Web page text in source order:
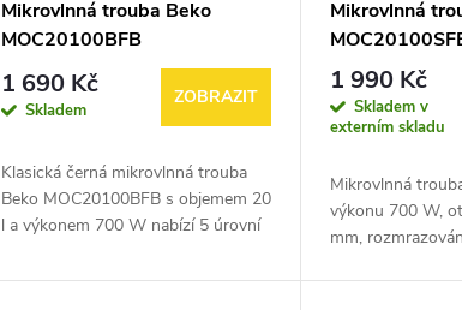
Mikrovlnná trouba Beko
MOC20100BFB
1 690 Kč
Skladem
ZOBRAZIT
Klasická černá mikrovlnná trouba
Beko MOC20100BFB s objemem 20
l a výkonem 700 W nabízí 5 úrovní
ovládání a funkci rozmrazování i
Mikrovlnná
1 990 Kč
Skladem v
externím skladu
Mikrovlnná
výkonu 700 W,
mm,